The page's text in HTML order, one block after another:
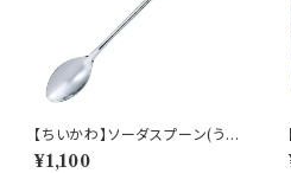
【ちいかわ】ソーダスプーン(うさ
ぎ)【CKW40】CKW43-850
¥1,100